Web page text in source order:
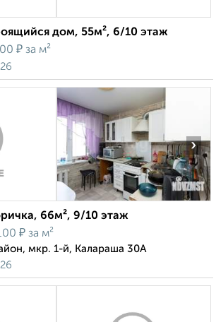
дом, 55м², 6/10 этаж
₽ за м²
›
66м², 9/10 этаж
₽ за м²
мкр. 1-й, Калараша 30А